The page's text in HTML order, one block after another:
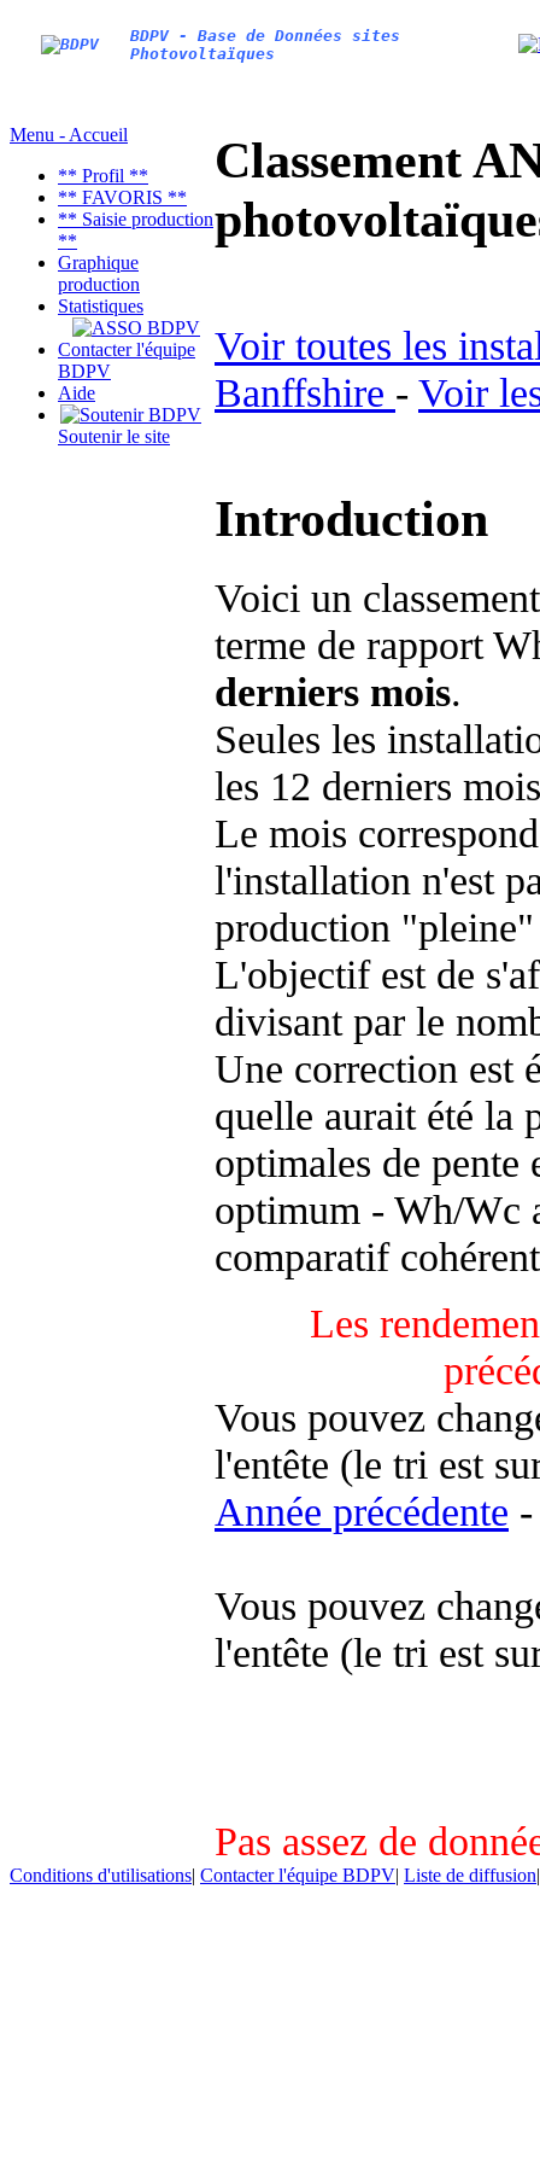
BDPV - Base de Données sites
Photovoltaïques
Menu - Accueil
** Profil **
** FAVORIS **
** Saisie production
**
Graphique
production
Statistiques
Contacter l'équipe
BDPV
Aide
Soutenir le site
Classement
Voir toutes les
Banffshire - Voir
Introduction
Voici un
terme de rapport
derniers mois.
Seules les
les 12 derniers
Le mois
l'installation n'est
production "pleine"
L'objectif est de
divisant par le
Une correction est
quelle aurait été la
optimales de
optimum - Wh/Wc
comparatif
Les
Vous pouvez
l'entête (le tri est
Année précédente
Vous pouvez
l'entête (le tri est
Pas assez de
Conditions d'utilisations| Contacter l'équipe BDPV| Liste de diffusion